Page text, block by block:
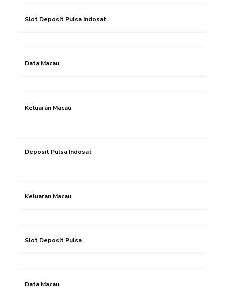
Slot Deposit Pulsa Indosat
Data Macau
Keluaran Macau
Deposit Pulsa Indosat
Keluaran Macau
Slot Deposit Pulsa
Data Macau